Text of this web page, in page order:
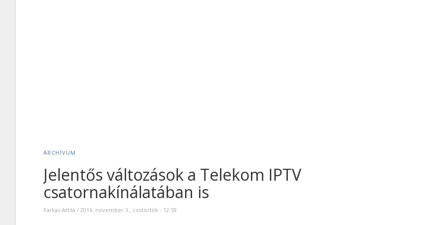
ARCHÍVUM
Jelentős változások a Telekom IPTV
csatornakínálatában is
Farkas Attila / 2016. november 3., csütörtök - 12:59